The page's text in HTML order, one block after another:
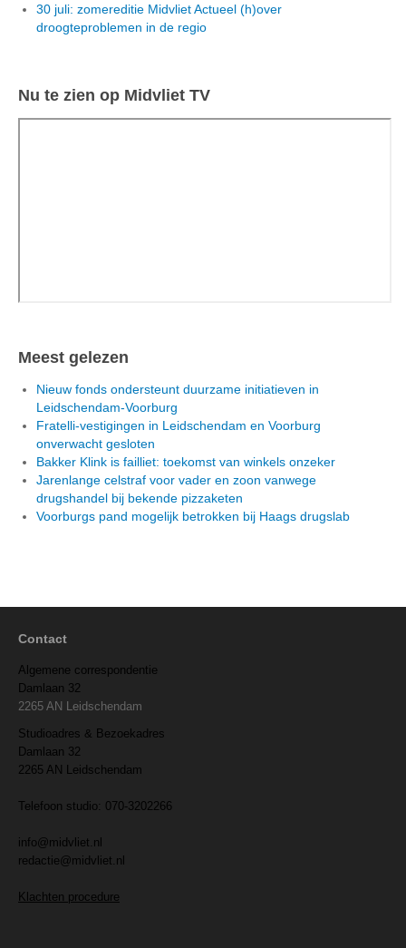
30 juli: zomereditie Midvliet Actueel (h)over
droogteproblemen in de regio
Nu te zien op Midvliet TV
Meest gelezen
Nieuw fonds ondersteunt duurzame initiatieven in
Leidschendam-Voorburg
Fratelli-vestigingen in Leidschendam en Voorburg
onverwacht gesloten
Bakker Klink is failliet: toekomst van winkels onzeker
Jarenlange celstraf voor vader en zoon vanwege
drugshandel bij bekende pizzaketen
Voorburgs pand mogelijk betrokken bij Haags drugslab
Contact
Algemene correspondentie
Damlaan 32
2265 AN Leidschendam
Studioadres & Bezoekadres
Damlaan 32
2265 AN Leidschendam
Telefoon studio: 070-3202266
info@midvliet.nl
redactie@midvliet.nl
Klachten procedure